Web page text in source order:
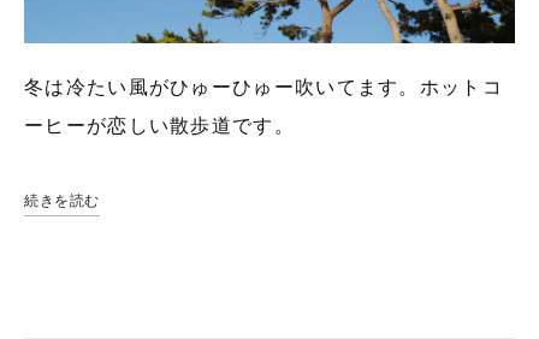
冬は冷たい風がひゅーひゅー吹いてます。ホットコ
ーヒーが恋しい散歩道です。
続きを読む